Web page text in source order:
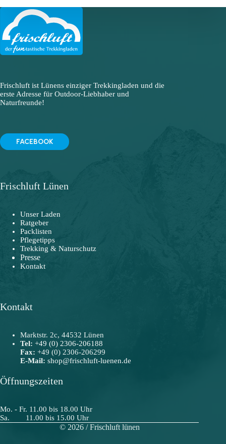
Frischluft ist Lünens einziger Trekkingladen und die
erste Adresse für Outdoor-Liebhaber und
Naturfreunde!
FACEBOOK
Frischluft Lünen
Unser Laden
Ratgeber
Packlisten
Pflegetipps
Trekking & Naturschutz
Presse
Kontakt
Kontakt
Marktstr. 2c, 44532 Lünen
Tel: +49 (0) 2306-206188
Fax: +49 (0) 2306-206299
E-Mail: shop@frischluft-luenen.de
Öffnungszeiten
Mo. - Fr. 11.00 bis 18.00 Uhr
Sa. 11.00 bis 15.00 Uhr
© 2026 / Frischluft lünen